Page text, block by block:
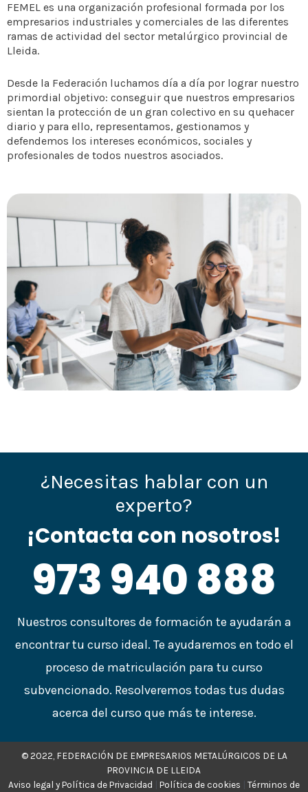
FEMEL es una organización profesional formada por los
empresarios industriales y comerciales de las diferentes
ramas de actividad del sector metalúrgico provincial de
Lleida.
Desde la Federación luchamos día a día por lograr nuestro
primordial objetivo: conseguir que nuestros empresarios
sientan la protección de un gran colectivo en su quehacer
diario y para ello, representamos, gestionamos y
defendemos los intereses económicos, sociales y
profesionales de todos nuestros asociados.
¿Necesitas hablar con un
experto?
¡Contacta con nosotros!
973 940 888
Nuestros consultores de formación te ayudarán a
encontrar tu curso ideal. Te ayudaremos en todo el
proceso de matriculación para tu curso
subvencionado. Resolveremos todas tus dudas
acerca del curso que más te interese.
© 2022, FEDERACIÓN DE EMPRESARIOS METALÚRGICOS DE LA
PROVINCIA DE LLEIDA
Aviso legal y Política de Privacidad
Política de cookies Términos de